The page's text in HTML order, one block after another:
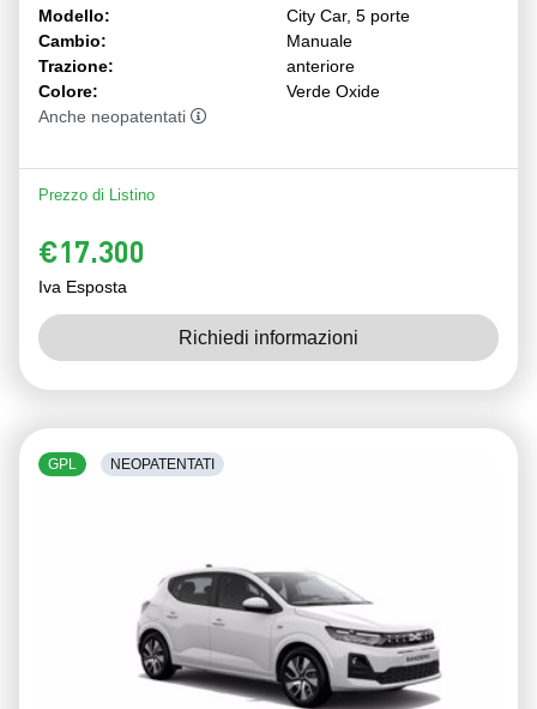
Modello:
City Car, 5 porte
Cambio:
Manuale
Trazione:
anteriore
Colore:
Verde Oxide
Anche neopatentati
Prezzo di Listino
€17.300
Iva Esposta
Richiedi informazioni
GPL NEOPATENTATI